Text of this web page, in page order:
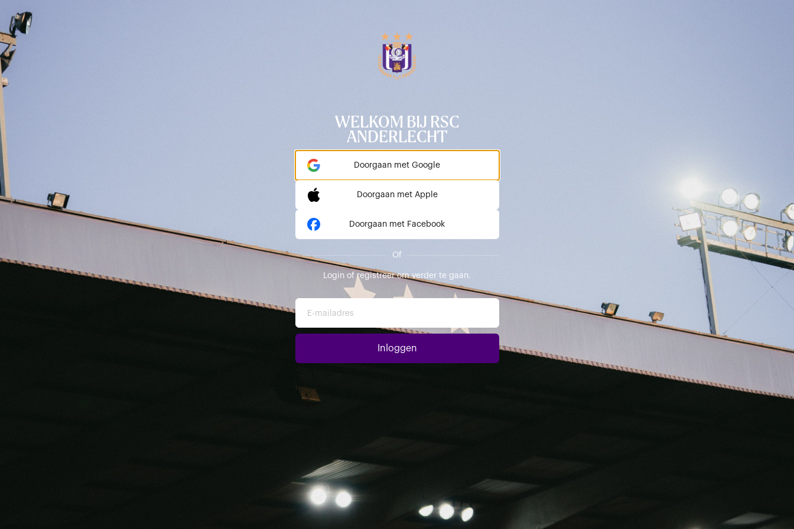
WELKOM BIJ RSC
ANDERLECHT
Doorgaan met Google
Doorgaan met Apple
Doorgaan met Facebook
Of
Login of registreer om verder te gaan.
E-mailadres
Inloggen